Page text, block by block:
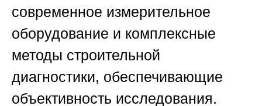
современное измерительное
оборудование и комплексные
методы строительной
диагностики, обеспечивающие
объективность исследования.